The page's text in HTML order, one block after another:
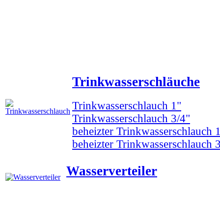
Trinkwasserschläuche
Trinkwasserschlauch 1"
Trinkwasserschlauch 3/4"
beheizter Trinkwasserschlauch
beheizter Trinkwasserschlauch
Wasserverteiler